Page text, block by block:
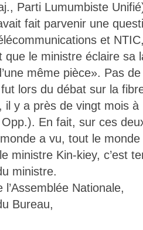
Parti Lumumbiste
fait parvenir une
et
que le ministre éclaire sa
même pièce». Pas
lors du débat sur la
il y a près de vingt mois à
En fait, sur ces
a vu, tout le
ministre Kin-kiey, c’est
ministre.
Nationale,
Bureau,